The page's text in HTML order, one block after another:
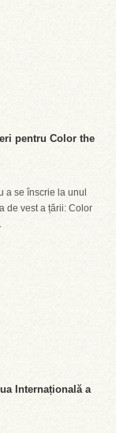
pentru Color the
a se înscrie la unul
de vest a țării: Color
Internațională a